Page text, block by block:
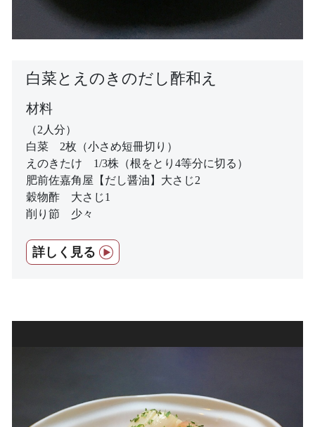
白菜とえのきのだし酢和え
材料
（2人分）
白菜 2枚（小さめ短冊切り）
えのきたけ 1/3株（根をとり4等分に切る）
肥前佐嘉角屋【だし醤油】大さじ2
穀物酢 大さじ1
削り節 少々
詳しく見る